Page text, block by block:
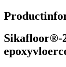
Sikafloor®-